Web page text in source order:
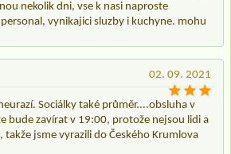
nekolik dni, vse k nasi naproste
vynikajici sluzby i kuchyne. mohu
02. 09. 2021
Sociálky také průměr....obsluha v
bude zavírat v 19:00, protože nejsou lidi a
jsme vyrazili do Českého Krumlova